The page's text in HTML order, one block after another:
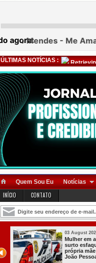
ÚLTIMAS NOTÍCIAS :
Quem Sou Eu Notícias
INÍCIO CONTATO
03 August
Mulher em
surto
própria mãe
João